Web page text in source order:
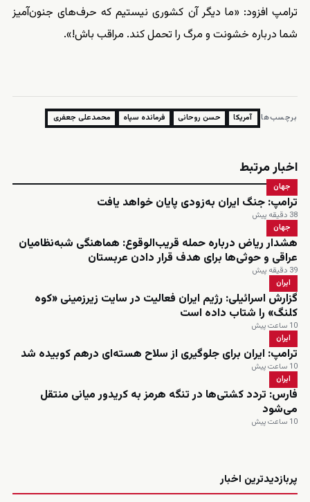
ترامپ افزود: «ما دیگر آن کشوری نیستیم که حرف‌های جنون‌آمیز
شما درباره خشونت و مرگ را تحمل کند. مراقب باش!».
برچسب‌ها: آمریکا حسن روحانی فرمانده سپاه محمدعلی جعفری
اخبار مرتبط
جهان
ترامپ: جنگ ایران به‌زودی پایان خواهد یافت
38 دقیقه پیش
جهان
هشدار ریاض درباره حمله قریب‌الوقوع: هماهنگی شبه‌نظامیان
عراقی و حوثی‌ها برای هدف قرار دادن عربستان
39 دقیقه پیش
ایران
گزارش اسرائیلی: رژیم ایران فعالیت در سایت زیرزمینی «کوه
کلنگ» را شتاب داده است
10 ساعت پیش
ایران
ترامپ: ایران برای جلوگیری از سلاح هسته‌ای درهم کوبیده شد
10 ساعت پیش
ایران
فارس: تردد کشتی‌ها در تنگه هرمز به کریدور میانی منتقل
می‌شود
10 ساعت پیش
پربازدیدترین اخبار